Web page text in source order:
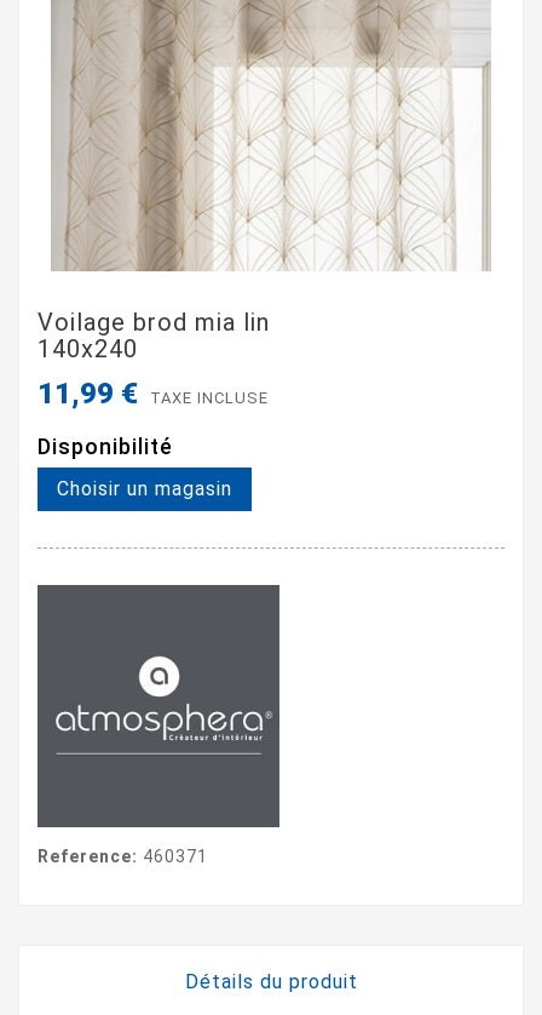
Voilage brod mia lin
140x240
11,99 € TAXE INCLUSE
Disponibilité
Choisir un magasin
Reference: 460371
Détails du produit